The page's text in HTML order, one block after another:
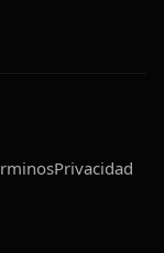
Privacidad